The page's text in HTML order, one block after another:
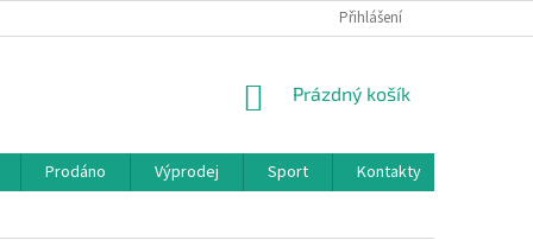
Přihlášení
NÁKUPNÍ
Prázdný košík
Prodáno Výprodej Sport
Kontakty